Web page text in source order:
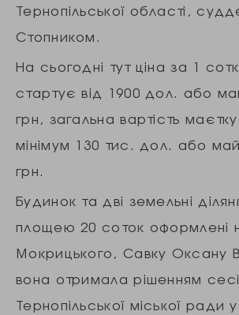
Тернопільської області,
Стопником.
На сьогодні тут ціна за 1
стартує від 1900 дол. або
грн, загальна вартість
мінімум 130 тис. дол. або
грн.
Будинок та дві земельні
площею 20 соток оформлені
Мокрицького, Савку Оксану
вона отримала рішенням
Тернопільської міської ради